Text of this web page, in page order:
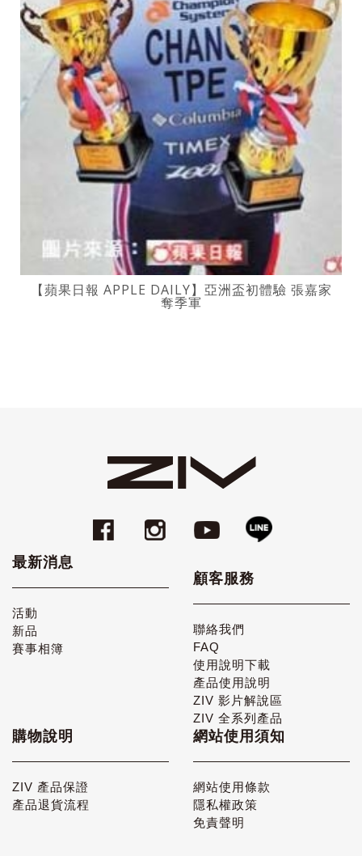
【蘋果日報 APPLE DAILY】亞洲盃初體驗 張嘉家
奪季軍
最新消息
活動
新品
賽事相簿
顧客服務
聯絡我們
FAQ
使用說明下載
產品使用說明
ZIV 影片解說區
ZIV 全系列產品
購物說明
ZIV 產品保證
產品退貨流程
網站使用須知
網站使用條款
隱私權政策
免責聲明